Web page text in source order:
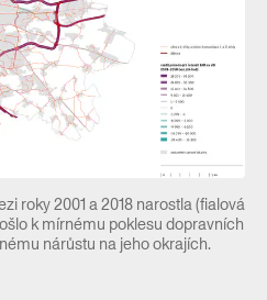
roky 2001 a 2018 narostla (fialová
k mírnému poklesu dopravních
nárůstu na jeho okrajích.